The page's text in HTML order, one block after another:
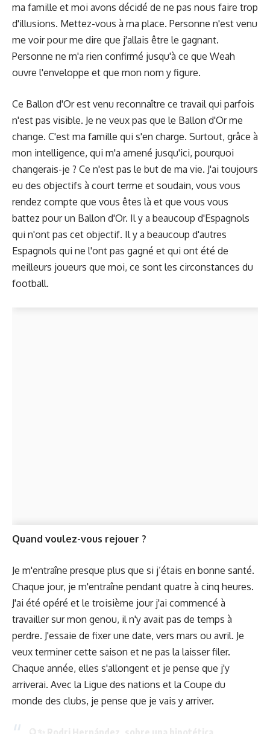
ma famille et moi avons décidé de ne pas nous faire trop
d'illusions. Mettez-vous à ma place. Personne n'est venu
me voir pour me dire que j'allais être le gagnant.
Personne ne m'a rien confirmé jusqu'à ce que Weah
ouvre l'enveloppe et que mon nom y figure.
Ce Ballon d'Or est venu reconnaître ce travail qui parfois
n'est pas visible. Je ne veux pas que le Ballon d'Or me
change. C'est ma famille qui s'en charge. Surtout, grâce à
mon intelligence, qui m'a amené jusqu'ici, pourquoi
changerais-je ? Ce n'est pas le but de ma vie. J'ai toujours
eu des objectifs à court terme et soudain, vous vous
rendez compte que vous êtes là et que vous vous
battez pour un Ballon d'Or. Il y a beaucoup d'Espagnols
qui n'ont pas cet objectif. Il y a beaucoup d'autres
Espagnols qui ne l'ont pas gagné et qui ont été de
meilleurs joueurs que moi, ce sont les circonstances du
football.
Quand voulez-vous rejouer ?
Je m'entraîne presque plus que si j’étais en bonne santé.
Chaque jour, je m'entraîne pendant quatre à cinq heures.
J'ai été opéré et le troisième jour j'ai commencé à
travailler sur mon genou, il n'y avait pas de temps à
perdre. J'essaie de fixer une date, vers mars ou avril. Je
veux terminer cette saison et ne pas la laisser filer.
Chaque année, elles s'allongent et je pense que j'y
arriverai. Avec la Ligue des nations et la Coupe du
monde des clubs, je pense que je vais y arriver.